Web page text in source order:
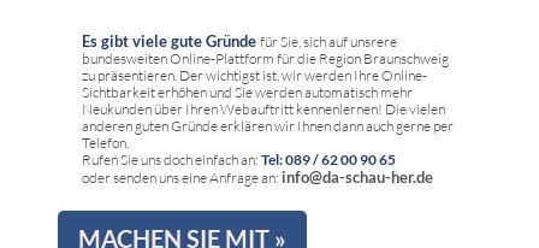
Es gibt viele gute Gründe für Sie, sich auf unsrere
bundesweiten Online-Plattform für die Region Braunschweig
zu präsentieren. Der wichtigst ist, wir werden Ihre Online-
Sichtbarkeit erhöhen und Sie werden automatisch mehr
Neukunden über Ihren Webauftritt kennenlernen! Die vielen
anderen guten Gründe erklären wir Ihnen dann auch gerne per
Telefon.
Rufen Sie uns doch einfach an: Tel: 089 / 62 00 90 65
oder senden uns eine Anfrage an: info@da-schau-her.de
MACHEN SIE MIT »